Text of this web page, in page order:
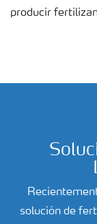
producir
solución de